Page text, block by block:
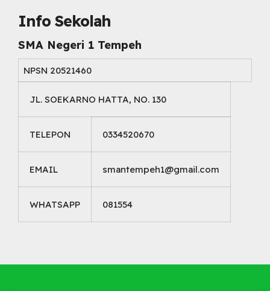
Info Sekolah
SMA Negeri 1 Tempeh
NPSN 20521460
JL. SOEKARNO HATTA, NO. 130
TELEPON 0334520670
EMAIL smantempeh1@gmail.com
WHATSAPP 081554